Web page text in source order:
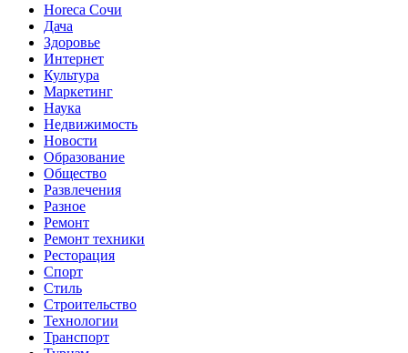
Horeca Сочи
Дача
Здоровье
Интернет
Культура
Маркетинг
Наука
Недвижимость
Новости
Образование
Общество
Развлечения
Разное
Ремонт
Ремонт техники
Ресторация
Спорт
Стиль
Строительство
Технологии
Транспорт